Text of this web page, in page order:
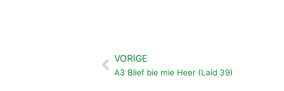
Vorige
VORIGE
A3 Blief bie mie Heer (Laid 39)